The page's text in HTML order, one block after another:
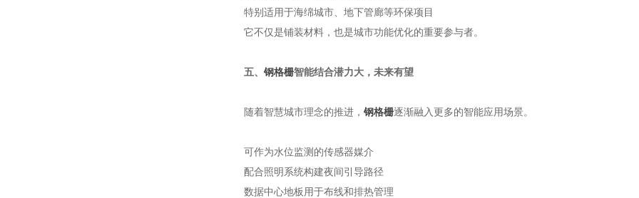
特别适用于海绵城市、地下管廊等环保项目
它不仅是铺装材料，也是城市功能优化的重要参与者。
五、 钢格栅智能结合潜力大，未来有望
随着智慧城市理念的推进， 钢格栅逐渐融入更多的智能应用场景。
可作为水位监测的传感器媒介
配合照明系统构建夜间引导路径
数据中心地板用于布线和排热管理